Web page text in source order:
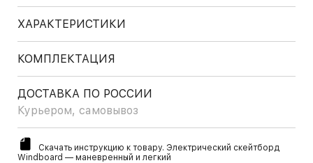
ХАРАКТЕРИСТИКИ
КОМПЛЕКТАЦИЯ
ДОСТАВКА ПО РОССИИ
Курьером, самовывоз
Скачать инструкцию к товару. Электрический скейтборд
Windboard — маневренный и легкий